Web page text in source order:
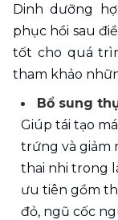
Dinh dưỡng
phục hồi sau
tốt cho quá
tham khảo
Bổ sung
Giúp tái tạo
trứng và giảm
thai nhi trong
ưu tiên gồm
đỏ, ngũ cốc